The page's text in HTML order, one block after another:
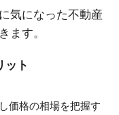
気になった不動産
ます。
ット
価格の相場を把握す